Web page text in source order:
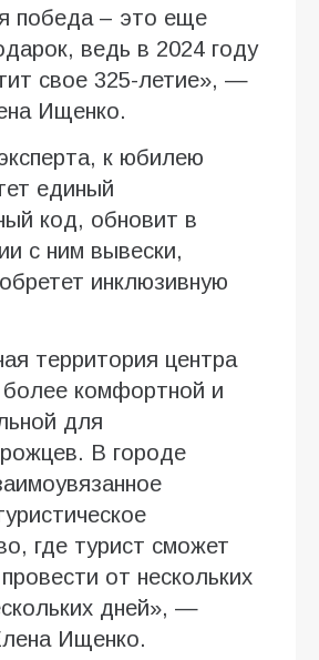
победа – это еще
ведь в 2024 году
свое 325-летие», —
Ищенко.
к юбилею
единый
код, обновит в
с ним вывески,
инклюзивную
территория центра
комфортной и
для
В городе
где турист сможет
от нескольких
дней», —
Ищенко.